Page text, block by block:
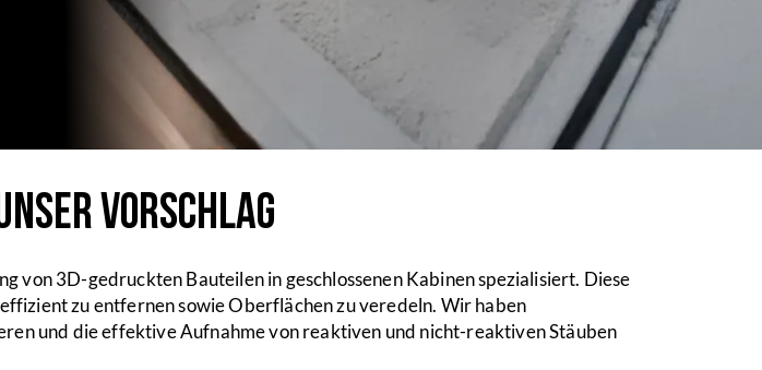
Vorschlag
von 3D-gedruckten Bauteilen in geschlossenen Kabinen spezialisiert. Diese
zu entfernen sowie Oberflächen zu veredeln. Wir haben
und die effektive Aufnahme von reaktiven und nicht-reaktiven Stäuben